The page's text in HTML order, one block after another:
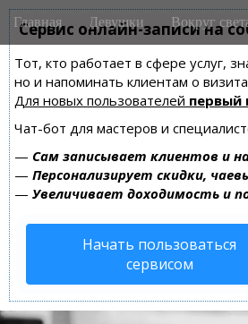
Сервис онлайн-записи на
Тот, кто работает в сфере услуг,
но и напоминать клиентам о
Для новых пользователей первый
Чат-бот для мастеров и
— Сам записывает клиентов и
— Персонализирует скидки,
— Увеличивает доходимость и
Начать пользоваться
сервисом
M
a
n
m
e
n
u
i
Главная Девушки Вокруг